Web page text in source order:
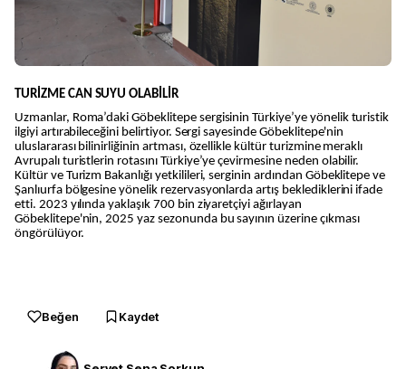
TURİZME CAN SUYU OLABİLİR
Uzmanlar, Roma’daki Göbeklitepe sergisinin Türkiye’ye yönelik turistik
ilgiyi artırabileceğini belirtiyor. Sergi sayesinde Göbeklitepe'nin
uluslararası bilinirliğinin artması, özellikle kültür turizmine meraklı
Avrupalı turistlerin rotasını Türkiye’ye çevirmesine neden olabilir.
Kültür ve Turizm Bakanlığı yetkilileri, serginin ardından Göbeklitepe ve
Şanlıurfa bölgesine yönelik rezervasyonlarda artış beklediklerini ifade
etti. 2023 yılında yaklaşık 700 bin ziyaretçiyi ağırlayan
Göbeklitepe'nin, 2025 yaz sezonunda bu sayının üzerine çıkması
öngörülüyor.
Beğen Kaydet